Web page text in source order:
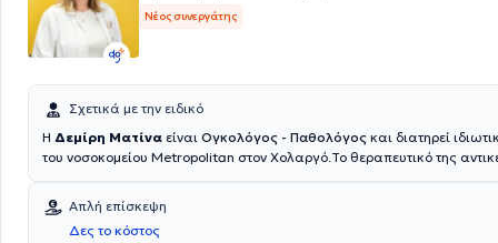
Νέος συνεργάτης
Σχετικά με την ειδικό
Η Δεμίρη Ματίνα είναι Ογκολόγος - Παθολόγος και διατηρεί
του νοσοκομείου Metropolitan στον Χολαργό.Το θεραπευτικό της
συστήματος και τους νευροενδροκρίνεις όγκους.Η ιατρός είναι
Ιατρικής Σχολής του Εθνικού και Καποδιστριακού Πανεπιστημίου
ακολούθησε η ολοκλήρωση της ειδικότητας Παθολογίας το 1987 και
Απλή επίσκεψη
Δες το κόστος